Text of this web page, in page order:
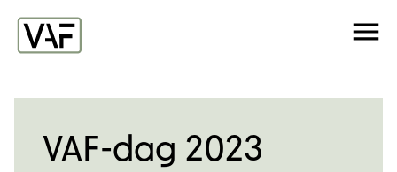
Ga verder naar de inhoud
VAF-dag 2023